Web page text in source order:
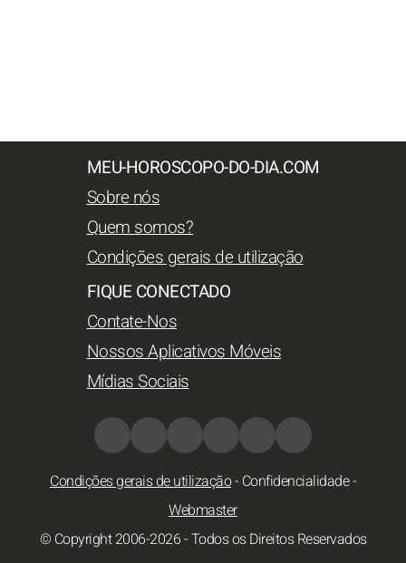
MEU-HOROSCOPO-DO-DIA.COM
Sobre nós
Quem somos?
Condições gerais de utilização
FIQUE CONECTADO
Contate-Nos
Nossos Aplicativos Móveis
Mídias Sociais
Condições gerais de utilização- Confidencialidade-
Webmaster
© Copyright 2006-2026 - Todos os Direitos Reservados